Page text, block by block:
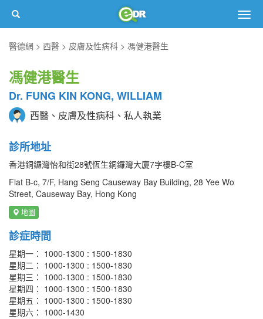
醫德網
西醫 皮膚及性病科 馮健港醫生
馮健港醫生
Dr. FUNG KIN KONG, WILLIAM
西醫、皮膚及性病科、私人執業
診所地址
香港銅鑼灣怡和街28號恆生銅鑼灣大廈7字樓B-C室
Flat B-c, 7/F, Hang Seng Causeway Bay Building, 28 Yee Wo
Street, Causeway Bay, Hong Kong
地圖
診症時間
星期一： 1000-1300 : 1500-1830
星期二： 1000-1300 : 1500-1830
星期三： 1000-1300 : 1500-1830
星期四： 1000-1300 : 1500-1830
星期五： 1000-1300 : 1500-1830
星期六： 1000-1430